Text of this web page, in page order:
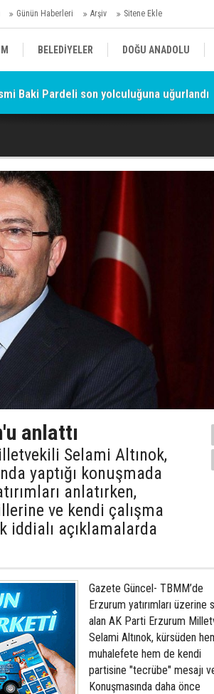
Günün Haberleri Arşiv Sitene Ekle
BELEDİYELER DOĞU ANADOLU
AFAD/ SAVAŞ SPOR
SANAT//MAĞAZİN
Baki Pardeli son yolculuğuna uğurlandı
anlattı
Selami Altınok,
yaptığı konuşmada
anlatırken,
ve kendi çalışma
iddialı açıklamalarda
Gazete Güncel- TBMM’de
Erzurum yatırımları üzerine
alan AK Parti Erzurum
Selami Altınok, kürsüden
muhalefete hem de kendi
partisine "tecrübe" mesajı
Konuşmasında daha önce